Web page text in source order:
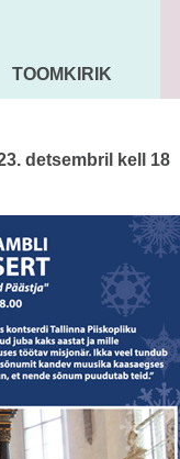
MAARJA KIRIK
TOOMKIRIK
detsembril kell 18